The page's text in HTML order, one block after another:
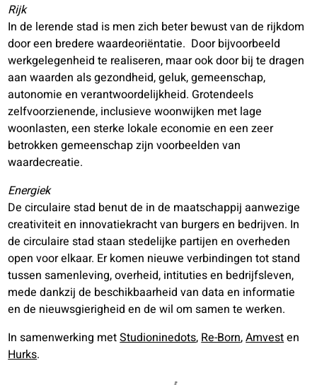
Rijk
In de lerende stad is men zich beter bewust van de rijkdom
door een bredere waardeoriëntatie. Door bijvoorbeeld
werkgelegenheid te realiseren, maar ook door bij te dragen
aan waarden als gezondheid, geluk, gemeenschap,
autonomie en verantwoordelijkheid. Grotendeels
zelfvoorzienende, inclusieve woonwijken met lage
woonlasten, een sterke lokale economie en een zeer
betrokken gemeenschap zijn voorbeelden van
waardecreatie.
Energiek
De circulaire stad benut de in de maatschappij aanwezige
creativiteit en innovatiekracht van burgers en bedrijven. In
de circulaire stad staan stedelijke partijen en overheden
open voor elkaar. Er komen nieuwe verbindingen tot stand
tussen samenleving, overheid, intituties en bedrijfsleven,
mede dankzij de beschikbaarheid van data en informatie
en de nieuwsgierigheid en de wil om samen te werken.
In samenwerking metStudioninedots, Re-Born,Amvesten
Hurks.